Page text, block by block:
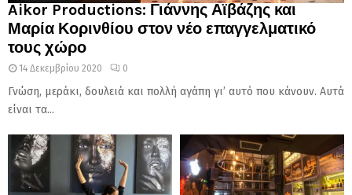
Aikor Productions: Γιάννης Αϊβάζης και
Μαρία Κορινθίου στον νέο επαγγελματικό
τους χώρο
14 Δεκεμβρίου 2020 0
Γνώση, μεράκι, δουλειά και πολλή αγάπη γι’ αυτό που κάνουν. Αυτά
είναι τα...